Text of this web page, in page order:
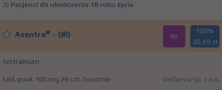
3) Pacjenci do ukończenia 18 roku życia
Asentra® - (IR) Rx
100%
20,69 zł
Sertralinum
tabl. powl. 100 mg 28 szt. Doustnie Delfarma Sp. z o.o.